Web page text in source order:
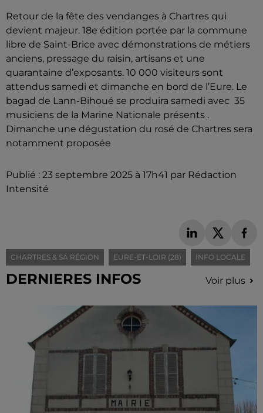
Retour de la fête des vendanges à Chartres qui
devient majeur. 18e édition portée par la commune
libre de Saint-Brice avec démonstrations de métiers
anciens, pressage du raisin, artisans et une
quarantaine d’exposants. 10 000 visiteurs sont
attendus samedi et dimanche en bord de l’Eure. Le
bagad de Lann-Bihoué se produira samedi avec 35
musiciens de la Marine Nationale présents .
Dimanche une dégustation du rosé de Chartres sera
notamment proposée
Publié : 23 septembre 2025 à 17h41 par Rédaction
Intensité
CHARTRES & SA RÉGION EURE-ET-LOIR (28) INFO LOCALE
DERNIERES INFOS Voir plus